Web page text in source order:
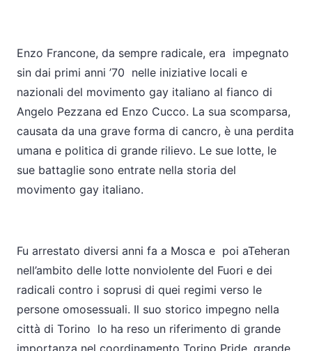
Enzo Francone, da sempre radicale, era impegnato
sin dai primi anni ’70 nelle iniziative locali e
nazionali del movimento gay italiano al fianco di
Angelo Pezzana ed Enzo Cucco. La sua scomparsa,
causata da una grave forma di cancro, è una perdita
umana e politica di grande rilievo. Le sue lotte, le
sue battaglie sono entrate nella storia del
movimento gay italiano.
Fu arrestato diversi anni fa a Mosca e poi aTeheran
nell’ambito delle lotte nonviolente del Fuori e dei
radicali contro i soprusi di quei regimi verso le
persone omosessuali. Il suo storico impegno nella
città di Torino lo ha reso un riferimento di grande
importanza nel coordinamento Torino Pride, grande